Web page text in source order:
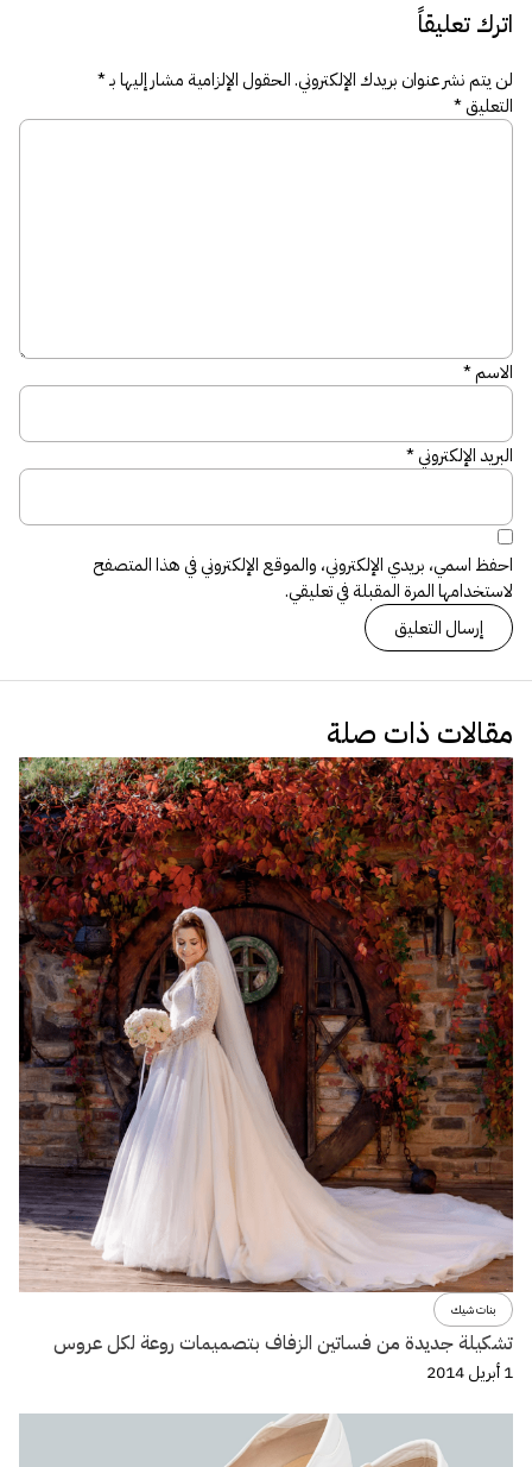
اترك تعليقاً
لن يتم نشر عنوان بريدك الإلكتروني.الحقول الإلزامية مشار إليها بـ*
التعليق*
الاسم*
البريد الإلكتروني*
احفظ اسمي، بريدي الإلكتروني، والموقع الإلكتروني في هذا المتصفح
لاستخدامها المرة المقبلة في تعليقي.
مقالات ذات صلة
بنات شيك
تشكيلة جديدة من فساتين الزفاف بتصميمات روعة لكل عروس
1 أبريل 2014